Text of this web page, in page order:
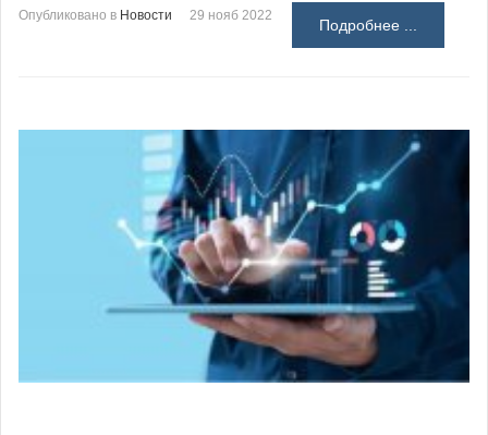
Опубликовано в Новости 29 нояб 2022
Подробнее ...